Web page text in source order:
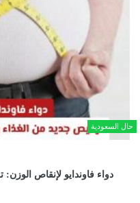
حال السعودية
دواء فاوندايو لإنقاص